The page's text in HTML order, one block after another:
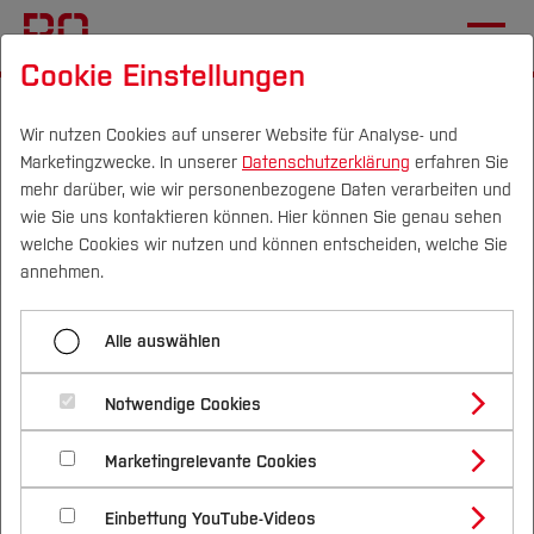
Campus Personen DE|EN Quicklinks
Studium
Studienangebote
Bachelorstudiengänge
Masterstudiengänge
Vor dem Studium
Bewerben & Einschreiben
Bewerbungsportal
Im Studium
Studienbüros und Prüfungen
Nach dem Studium
Forschung & Transfer
Profil
Forschungs- und Transferprofil
Schwerpunkte (FuT)
Beratung & Förderung
Nachhaltigkeit
Nachhaltigkeit studieren
International
Hochschulbibliothek
Schulung & Beratung
Menü aufklappen
Aktuelles
Suchen & Finden
Schulung & Beratung
Ausleihe & Fernleihe
Schulung & Beratung
Unser Schulungs- und
Beratungsangebot unterstützt Sie
in Ihrem Studium
Cookie Einstellungen
Wir nutzen Cookies auf unserer Website für Analyse- und
Marketingzwecke. In unserer Datenschutzerklärung erfahren Sie
mehr darüber, wie wir personenbezogene Daten verarbeiten und
wie Sie uns kontaktieren können. Hier können Sie genau sehen
welche Cookies wir nutzen und können entscheiden, welche Sie
annehmen.
Alle auswählen
Notwendige Cookies
Marketingrelevante Cookies
Einbettung YouTube-Videos